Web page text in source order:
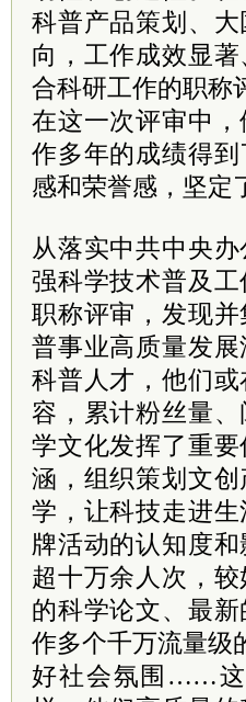
科普产品策划、
向，工作成效显
合科研工作的职称
在这一次评审中
作多年的成绩得
感和荣誉感，坚定
从落实中共中央
强科学技术普及
职称评审，发现
普事业高质量发
科普人才，他们
容，累计粉丝量
学文化发挥了重
涵，组织策划文
学，让科技走进
牌活动的认知度
超十万余人次，
的科学论文、最
作多个千万流量级
好社会氛围……这